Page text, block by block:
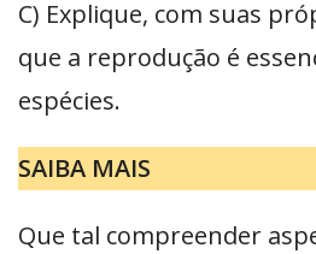
C) Explique, com suas
que a reprodução é
espécies.
SAIBA MAIS
Que tal compreender